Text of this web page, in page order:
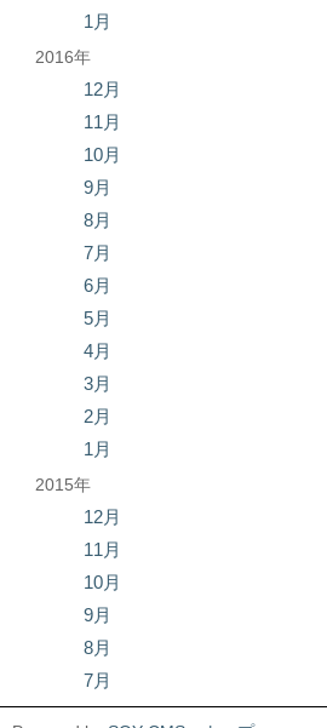
1月
2016年
12月
11月
10月
9月
8月
7月
6月
5月
4月
3月
2月
1月
2015年
12月
11月
10月
9月
8月
7月